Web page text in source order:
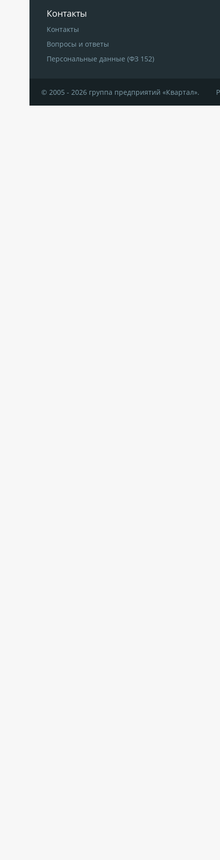
Контакты
Контакты
Вопросы и ответы
Персональные данные (ФЗ 152)
© 2005 - 2026 группа предприятий «Квартал».